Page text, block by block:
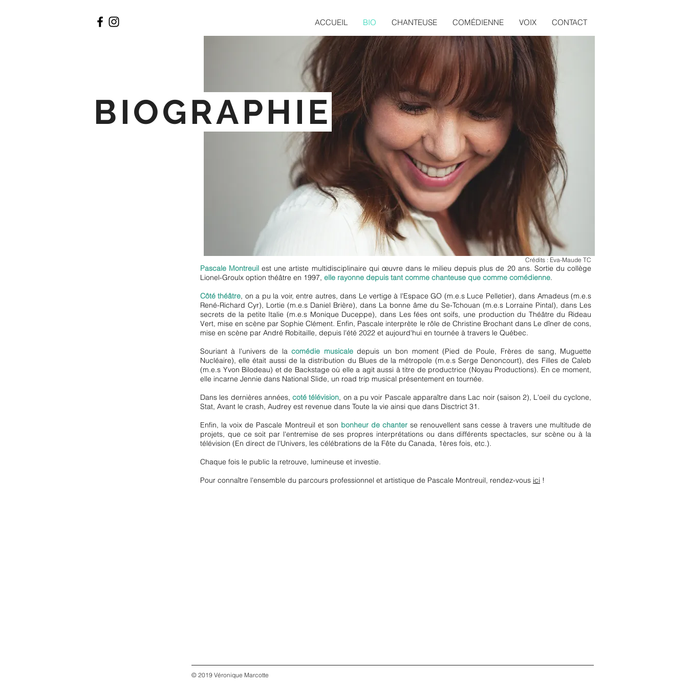
ACCUEIL BIO CHANTEUSE COMÉDIENNE VOIX CONTACT
BIOGRAPHIE
Crédits : Eva-Maude TC
Pascale Montreuil est une artiste multidisciplinaire qui œuvre dans le milieu depuis plus de 20 ans. Sortie du collège
Lionel-Groulx option théâtre en 1997, elle rayonne depuis tant comme chanteuse que comme comédienne.
Côté théâtre, on a pu la voir, entre autres, dans Le vertige à l'Espace GO (m.e.s Luce Pelletier), dans Amadeus (m.e.s
René-Richard Cyr), Lortie (m.e.s Daniel Brière), dans La bonne âme du Se-Tchouan (m.e.s Lorraine Pintal), dans Les
secrets de la petite Italie (m.e.s Monique Duceppe), dans Les fées ont soifs, une production du Théâtre du Rideau
Vert, mise en scène par Sophie Clément. Enfin, Pascale interprète le rôle de Christine Brochant dans Le dîner de cons,
mise en scène par André Robitaille, depuis l'été 2022 et aujourd'hui en tournée à travers le Québec.
Souriant à l'univers de lacomédie musicaledepuis un bon moment (Pied de Poule, Frères de sang, Muguette
Nucléaire), elle était aussi de la distribution du Blues de la métropole (m.e.s Serge Denoncourt), des Filles de Caleb
(m.e.s Yvon Bilodeau) et de Backstage où elle a agit aussi à titre de productrice (Noyau Productions). En ce moment,
elle incarne Jennie dans National Slide, un road trip musical présentement en tournée.
Dans les dernières années,coté télévision, on a pu voir Pascale apparaître dans Lac noir (saison 2), L'oeil du cyclone,
Stat, Avant le crash, Audrey est revenue dans Toute la vie ainsi que dans Disctrict 31.
Enfin, la voix de Pascale Montreuil et son bonheur de chanter se renouvellent sans cesse à travers une multitude de
projets, que ce soit par l'entremise de ses propres interprétations ou dans différents spectacles, sur scène ou à la
télévision (En direct de l'Univers, les célébrations de la Fête du Canada, 1ères fois, etc.).
Chaque fois le public la retrouve, lumineuse et investie.
Pour connaître l'ensemble du parcours professionnel et artistique de Pascale Montreuil, rendez-vous ici !
© 2019 Véronique Marcotte